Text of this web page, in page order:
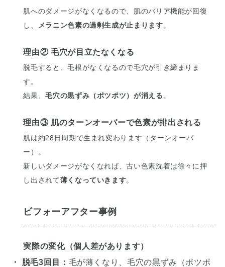
肌へのダメージがなくなるので、肌のバリア機能が回復
し、 メラニン色素の過剰生成が止まります。
理由② 毛穴が目立たなくなる
脱毛すると、毛根がなくなるので毛穴が引き締まりま
す。
結果、毛穴の黒ずみ（ポツポツ）が消える。
理由③ 肌のターンオーバーで色素が排出される
肌は約28日周期で生まれ変わります（ターンオーバ
ー）。
新しいダメージがなくなれば、古い色素沈着は徐々に押
し出されて薄くなっていきます。
ビフォーアフター事例
実際の変化（個人差があります）
・ 脱毛3回目： 毛が薄くなり、毛穴の黒ずみ（ポツポ